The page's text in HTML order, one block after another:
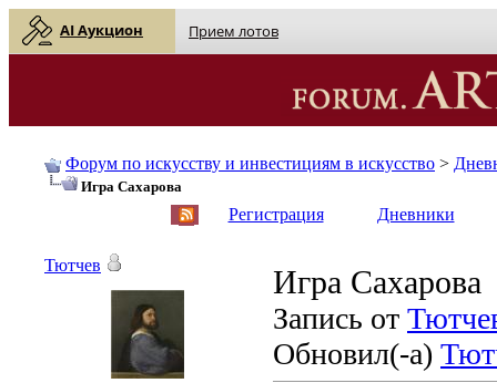
AI Аукцион Прием лотов
Форум по искусству и инвестициям в искусство >
Игра Сахарова
Регистрация Дневники
Игра Сахарова
Запись от
Обновил(-а)
Тютчев